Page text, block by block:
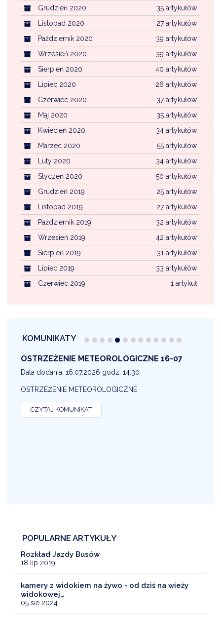
35 artykułów
Grudzień 2020
27 artykułów
Listopad 2020
39 artykułów
Październik 2020
39 artykułów
Wrzesień 2020
40 artykułów
Sierpień 2020
26 artykułów
Lipiec 2020
37 artykułów
Czerwiec 2020
35 artykułów
Maj 2020
34 artykułów
Kwiecień 2020
55 artykułów
Marzec 2020
34 artykułów
Luty 2020
50 artykułów
Styczeń 2020
25 artykułów
Grudzień 2019
27 artykułów
Listopad 2019
32 artykułów
Październik 2019
42 artykułów
Wrzesień 2019
31 artykułów
Sierpień 2019
33 artykułów
Lipiec 2019
1 artykuł
Czerwiec 2019
KOMUNIKATY
OSTRZEŻENIE METEOROLOGICZNE 16-07
Data dodania: 16.07.2026 godz. 14:30
OSTRZEŻENIE METEOROLOGICZNE
CZYTAJ KOMUNIKAT
POPULARNE ARTYKUŁY
Rozkład Jazdy Busów
18 lip 2019
kamery z widokiem na żywo - od dziś na wieży
widokowej…
05 sie 2024